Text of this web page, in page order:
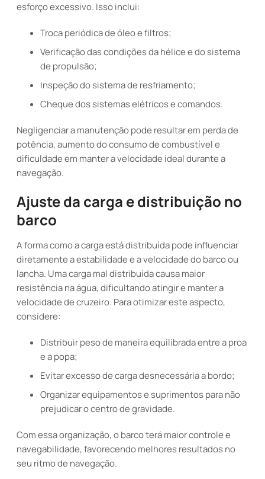
esforço excessivo. Isso inclui:
Troca periódica de óleo e filtros;
Verificação das condições da hélice e do sistema
de propulsão;
Inspeção do sistema de resfriamento;
Cheque dos sistemas elétricos e comandos.
Negligenciar a manutenção pode resultar em perda de
potência, aumento do consumo de combustível e
dificuldade em manter a velocidade ideal durante a
navegação.
Ajuste da carga e distribuição no
barco
A forma como a carga está distribuída pode influenciar
diretamente a estabilidade e a velocidade do barco ou
lancha. Uma carga mal distribuída causa maior
resistência na água, dificultando atingir e manter a
velocidade de cruzeiro. Para otimizar este aspecto,
considere:
Distribuir peso de maneira equilibrada entre a proa
e a popa;
Evitar excesso de carga desnecessária a bordo;
Organizar equipamentos e suprimentos para não
prejudicar o centro de gravidade.
Com essa organização, o barco terá maior controle e
navegabilidade, favorecendo melhores resultados no
seu ritmo de navegação.